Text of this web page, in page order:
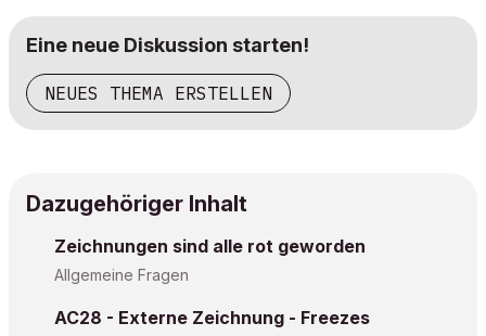
Eine neue Diskussion starten!
NEUES THEMA ERSTELLEN
Dazugehöriger Inhalt
Zeichnungen sind alle rot geworden
Allgemeine Fragen
AC28 - Externe Zeichnung - Freezes